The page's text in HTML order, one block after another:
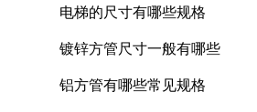
电梯的尺寸有哪些规格
镀锌方管尺寸一般有哪些
铝方管有哪些常见规格